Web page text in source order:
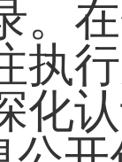
。
执
化